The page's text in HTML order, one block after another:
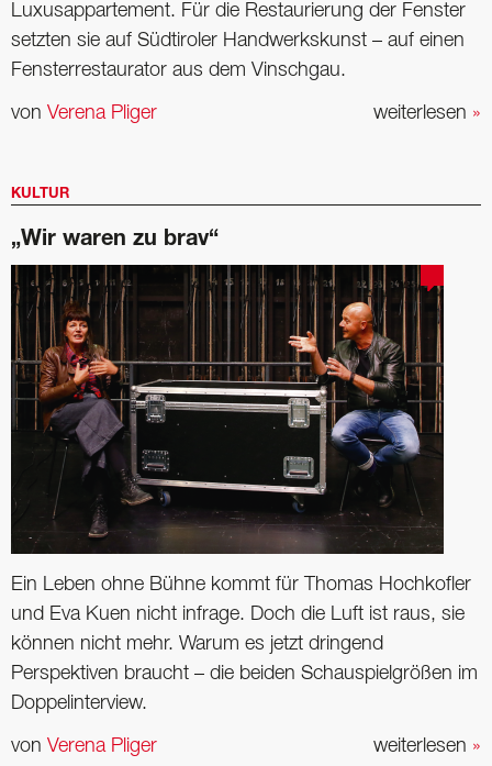
Luxusappartement. Für die Restaurierung der Fenster
setzten sie auf Südtiroler Handwerkskunst – auf einen
Fensterrestaurator aus dem Vinschgau.
weiterlesen »
von Verena Pliger
KULTUR
„Wir waren zu brav“
Ein Leben ohne Bühne kommt für Thomas Hochkofler
und Eva Kuen nicht infrage. Doch die Luft ist raus, sie
können nicht mehr. Warum es jetzt dringend
Perspektiven braucht – die ­beiden Schauspielgrößen im
Doppelinterview.
weiterlesen »
von Verena Pliger